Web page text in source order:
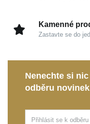
Univerzální
vyniknout vaší
MOISS stříbrný
volbu pro vás, ale i
Kamenné
Zastavte se do
Nenechte si
odběru